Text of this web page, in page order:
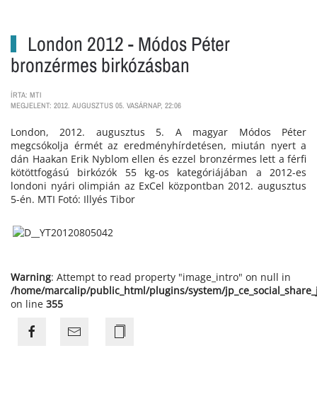
London 2012 - Módos Péter
bronzérmes birkózásban
ÍRTA: MTI
MEGJELENT: 2012. AUGUSZTUS 05. VASÁRNAP, 22:06
London, 2012. augusztus 5. A magyar Módos Péter
megcsókolja érmét az eredményhírdetésen, miután nyert a
dán Haakan Erik Nyblom ellen és ezzel bronzérmes lett a férfi
kötöttfogású birkózók 55 kg-os kategóriájában a 2012-es
londoni nyári olimpián az ExCel központban 2012. augusztus
5-én. MTI Fotó: Illyés Tibor
Warning: Attempt to read property "image_intro" on null in
/home/marcalip/public_html/plugins/system/
on line 355